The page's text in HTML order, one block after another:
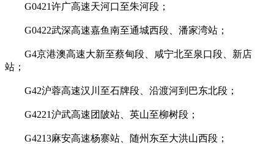
G0421许广高速天河口至朱河段；
G0422武深高速嘉鱼南至通城西段、潘家湾站；
G4京港澳高速大新至蔡甸段、咸宁北至泉口段、新店
站；
G42沪蓉高速汉川至石牌段、沿渡河到巴东北段；
G4221沪武高速团陂站、英山至柳树段；
G4213麻安高速杨寨站、随州东至大洪山西段；